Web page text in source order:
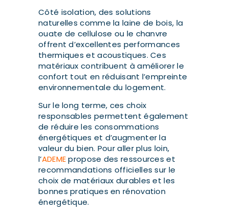
Côté isolation, des solutions
naturelles comme la laine de bois, la
ouate de cellulose ou le chanvre
offrent d’excellentes performances
thermiques et acoustiques. Ces
matériaux contribuent à améliorer le
confort tout en réduisant l’empreinte
environnementale du logement.
Sur le long terme, ces choix
responsables permettent également
de réduire les consommations
énergétiques et d’augmenter la
valeur du bien. Pour aller plus loin,
l’ADEMEpropose des ressources et
recommandations officielles sur le
choix de matériaux durables et les
bonnes pratiques en rénovation
énergétique.